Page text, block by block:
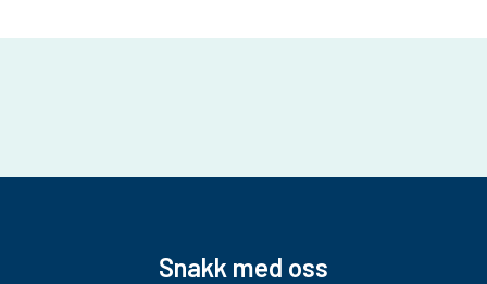
Snakk med oss